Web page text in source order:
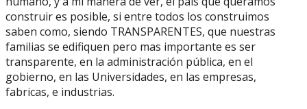
construir es posible, si entre todos los construimos
saben como, siendo TRANSPARENTES, que nuestras
familias se edifiquen pero mas importante es ser
transparente, en la administración pública, en el
gobierno, en las Universidades, en las empresas,
fabricas, e industrias.